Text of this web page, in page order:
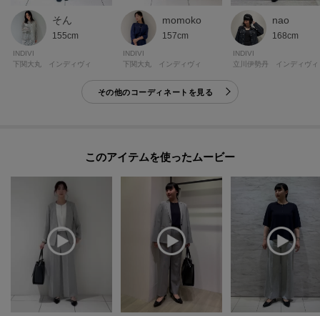
になります。
適度なストレッチ性を持ったリラクシーな着心地に、シワになりにくいイー
ジーケア性／吸水速乾性／接触冷感性／UVケア性を兼ね備えた素材になって
おります。
※この製品は、太陽光線中の紫外線（UV）を通しにくくします。この効果は
-・-・-・-・-・-・-・-・-・-・-・-・-・-・-・-・-・-・-・-・-・-
■気になるアイテムは『お気に入り登録』がおすすめです！■
[お気に入り登録とは？]
オンラインサイトの各アイテムにある「ハートマーク」を
クリックして簡単に追加できます！
そん
155cm
INDIVI
下関大丸 インディヴィ
momoko
157cm
INDIVI
下関大丸 インディヴィ
nao
168cm
INDIVI
立川伊勢丹 インディヴィ
その他のコーディネートを見る
このアイテムを使ったムービー